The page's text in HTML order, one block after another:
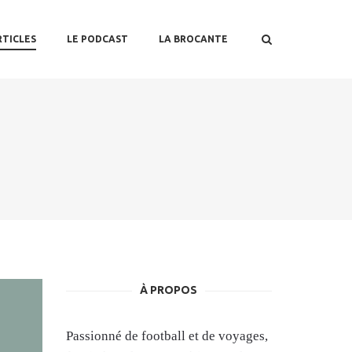
LE PODCAST LA BROCANTE
À PROPOS
Passionné de football et de voyages,